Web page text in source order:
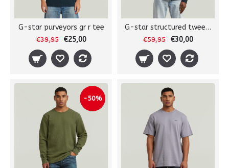
G-star purveyors gr r tee
€39,95 €25,00
G-star structured tweeter l/s
€59,95 €30,00
-50%